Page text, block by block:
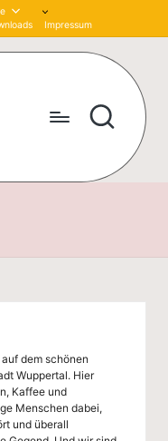
Impressum
dem schönen
Wuppertal. Hier
Kaffee und
Menschen dabei,
und überall